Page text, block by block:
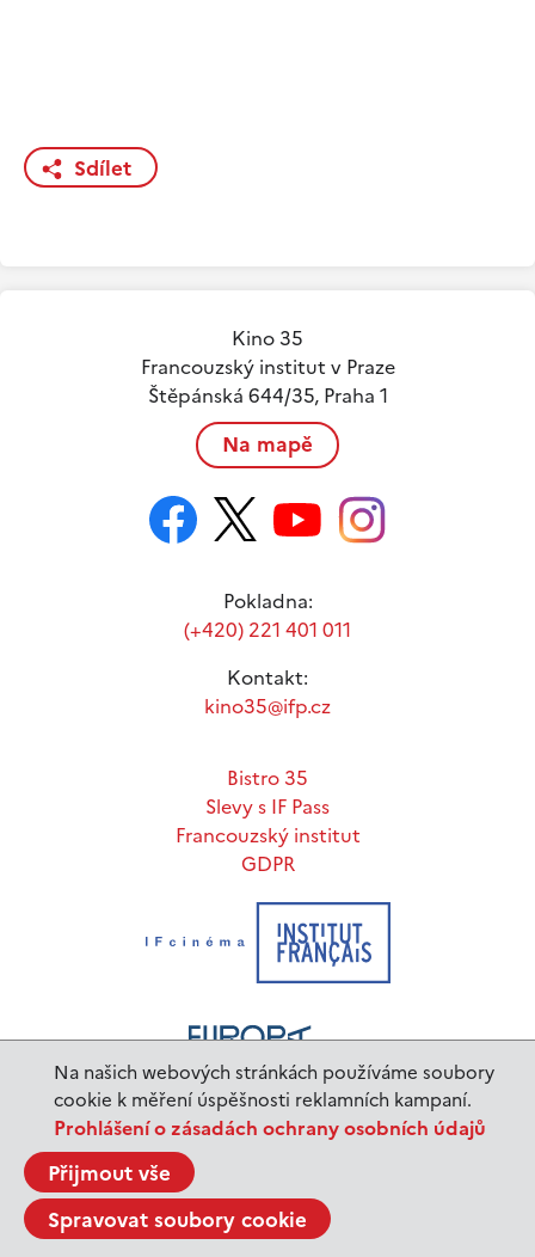
Na našich webových stránkách používáme soubory
cookie k měření úspěšnosti reklamních kampaní.
Prohlášení o zásadách ochrany osobních údajů
Přijmout vše
Spravovat soubory cookie
Sdílet
Kino 35
Francouzský institut v Praze
Štěpánská 644/35, Praha 1
Na mapě
Pokladna:
(+420) 221 401 011
Kontakt:
kino35@ifp.cz
Bistro 35
Slevy s IF Pass
Francouzský institut
GDPR
© 2023 Institut français de Prague |
code:BurnITdesign:Tajpej Design